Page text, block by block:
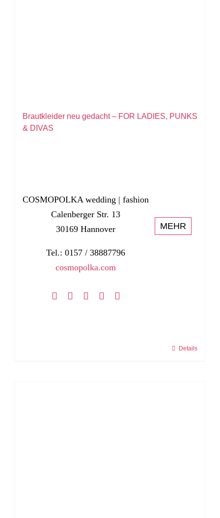
Brautkleider neu gedacht – FOR LADIES, PUNKS
& DIVAS
COSMOPOLKA wedding | fashion
Calenberger Str. 13
30169 Hannover
Tel.: 0157 / 38887796
cosmopolka.com
MEHR
Details